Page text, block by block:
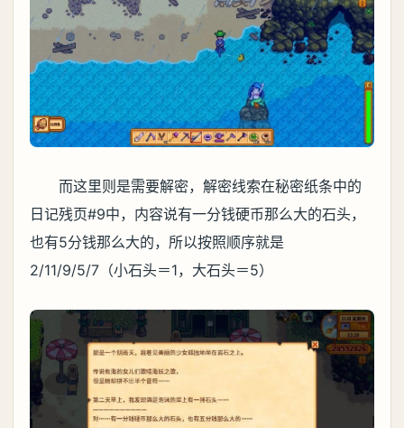
而这里则是需要解密，解密线索在秘密纸条中的
日记残页#9中，内容说有一分钱硬币那么大的石头，
也有5分钱那么大的，所以按照顺序就是
2/11/9/5/7（小石头＝1，大石头＝5）